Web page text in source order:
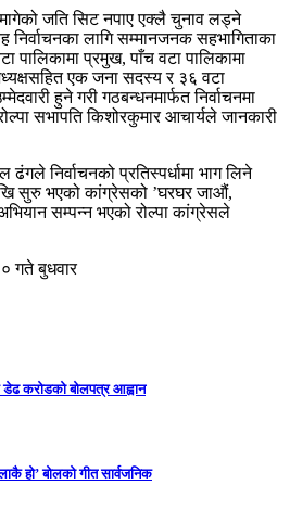
जति सिट नपाए एक्लै चुनाव लड्ने
निर्वाचनका लागि सम्मानजनक सहभागिताका
पालिकामा प्रमुख, पाँच वटा पालिकामा
एक जना सदस्य र ३६ वटा
हुने गरी गठबन्धनमार्फत निर्वाचनमा
सभापति किशोरकुमार आचार्यले जानकारी
निर्वाचनको प्रतिस्पर्धामा भाग लिने
सुरु भएको कांग्रेसको ’घरघर जाऔं,
सम्पन्न भएको रोल्पा कांग्रेसले
गते बुधवार
डेढ करोडको बोलपत्र आह्वान
हो’ बोलको गीत सार्वजनिक